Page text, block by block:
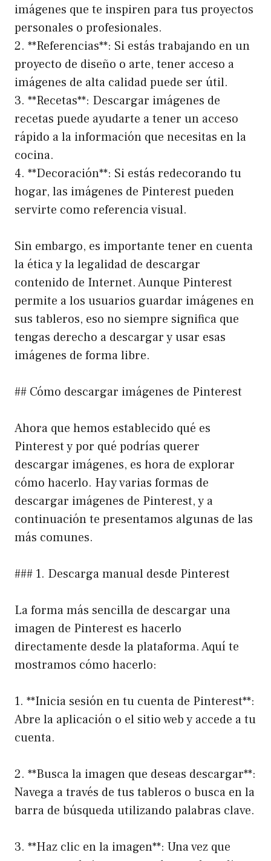
imágenes que te inspiren para tus proyectos
personales o profesionales.
2. **Referencias**: Si estás trabajando en un
proyecto de diseño o arte, tener acceso a
imágenes de alta calidad puede ser útil.
3. **Recetas**: Descargar imágenes de
recetas puede ayudarte a tener un acceso
rápido a la información que necesitas en la
cocina.
4. **Decoración**: Si estás redecorando tu
hogar, las imágenes de Pinterest pueden
servirte como referencia visual.
Sin embargo, es importante tener en cuenta
la ética y la legalidad de descargar
contenido de Internet. Aunque Pinterest
permite a los usuarios guardar imágenes en
sus tableros, eso no siempre significa que
tengas derecho a descargar y usar esas
imágenes de forma libre.
## Cómo descargar imágenes de Pinterest
Ahora que hemos establecido qué es
Pinterest y por qué podrías querer
descargar imágenes, es hora de explorar
cómo hacerlo. Hay varias formas de
descargar imágenes de Pinterest, y a
continuación te presentamos algunas de las
más comunes.
### 1. Descarga manual desde Pinterest
La forma más sencilla de descargar una
imagen de Pinterest es hacerlo
directamente desde la plataforma. Aquí te
mostramos cómo hacerlo:
1. **Inicia sesión en tu cuenta de Pinterest**:
Abre la aplicación o el sitio web y accede a tu
cuenta.
2. **Busca la imagen que deseas descargar**:
Navega a través de tus tableros o busca en la
barra de búsqueda utilizando palabras clave.
3. **Haz clic en la imagen**: Una vez que